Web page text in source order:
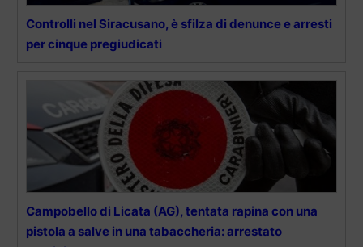
Controlli nel Siracusano, è sfilza di denunce e arresti
per cinque pregiudicati
Campobello di Licata (AG), tentata rapina con una
pistola a salve in una tabaccheria: arrestato